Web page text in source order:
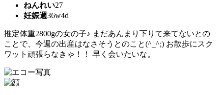
ねんれい27
妊娠週36w4d
推定体重2800gの女の子♪ まだあんまり下りて来てないとの
ことで、今週の出産はなさそうとのこと(^_^;) お散歩にスク
ワット頑張らなきゃ！！ 早く会いたいな。